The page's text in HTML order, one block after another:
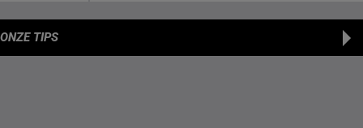
ONZE TIPS